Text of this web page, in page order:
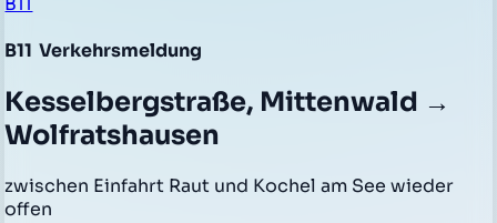
B11 Verkehrsmeldung
Kesselbergstraße, Mittenwald →
Wolfratshausen
zwischen Einfahrt Raut und Kochel am See wieder
offen